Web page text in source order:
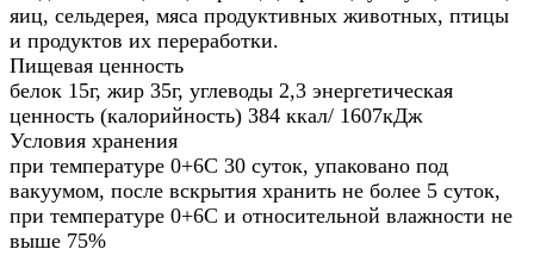
яиц, сельдерея, мяса продуктивных животных, птицы
и продуктов их переработки.
Пищевая ценность
белок 15г, жир 35г, углеводы 2,3 энергетическая
ценность (калорийность) 384 ккал/ 1607кДж
Условия хранения
при температуре 0+6С 30 суток, упаковано под
вакуумом, после вскрытия хранить не более 5 суток,
при температуре 0+6С и относительной влажности не
выше 75%